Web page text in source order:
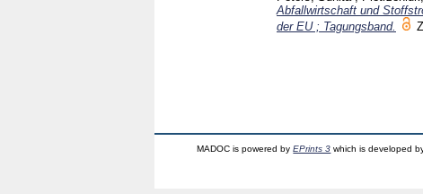
Abfallwirtschaft und
der EU ; Tagungsband.
MADOC is powered byEPrints 3 which is developed